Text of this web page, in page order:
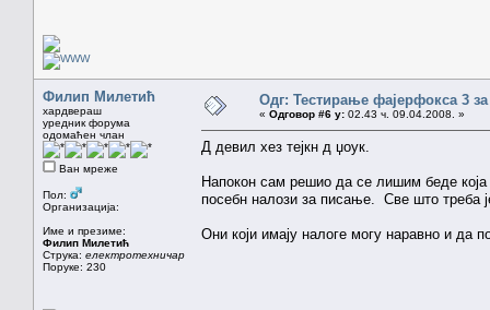
Филип Милетић
хардвераш
уредник форума
одомаћен члан
Ван мреже
Пол:
Организација:
Име и презиме:
Филип Милетић
Струка: електротехничар
Поруке: 230
Одг: Тестирање фајерфокса 3
« Одговор #6 у: 02.43 ч. 09.04.2008. »
Д девил хез тејкн д џоук.
Напокон сам решио да се лишим беде која
посебн налози за писање. Све што треба
Они који имају налоге могу наравно и